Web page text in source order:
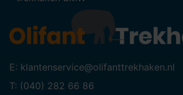
E: klantenservice@olifanttrekhaken.nl
T: (040) 282 66 86